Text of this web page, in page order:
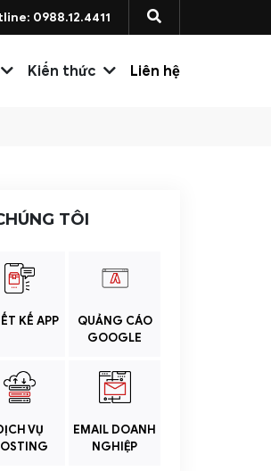
0988.12.4411
Kiến thức Liên hệ
TÔI
KẾ APP
QUẢNG CÁO
GOOGLE
VỤ
EMAIL DOANH
NGHIỆP